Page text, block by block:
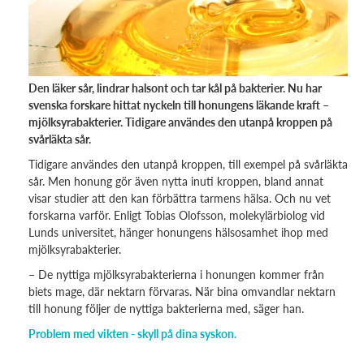
Den läker sår, lindrar halsont och tar kål på bakterier. Nu har
svenska forskare hittat nyckeln till honungens läkande kraft –
mjölksyrabakterier. Tidigare användes den utanpå kroppen på
svårläkta sår.
Tidigare användes den utanpå kroppen, till exempel på svårläkta
sår. Men honung gör även nytta inuti kroppen, bland annat
visar studier att den kan förbättra tarmens hälsa. Och nu vet
forskarna varför. Enligt Tobias Olofsson, molekylärbiolog vid
Lunds universitet, hänger honungens hälsosamhet ihop med
mjölksyrabakterier.
– De nyttiga mjölksyrabakterierna i honungen kommer från
biets mage, där nektarn förvaras. När bina omvandlar nektarn
till honung följer de nyttiga bakterierna med, säger han.
Problem med vikten - skyll på dina syskon.